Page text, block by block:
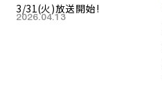
3/31(火)放送開始!
2026.04.13